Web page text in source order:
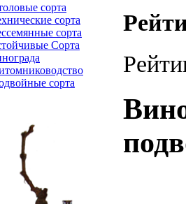
сорта
сорта
сорта
Сорта
сорта